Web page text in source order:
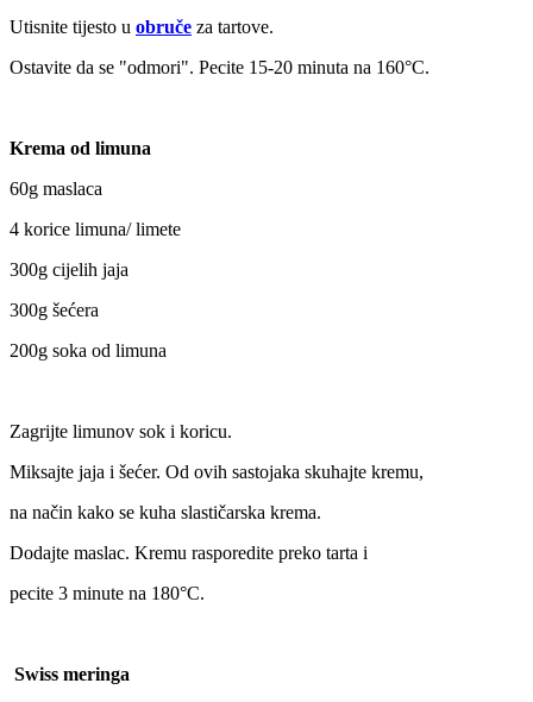
Utisnite tijesto u obruče za tartove.
Ostavite da se "odmori". Pecite 15-20 minuta na 160°C.
Krema od limuna
60g maslaca
4 korice limuna/ limete
300g cijelih jaja
300g šećera
200g soka od limuna
Zagrijte limunov sok i koricu.
Miksajte jaja i šećer. Od ovih sastojaka skuhajte kremu,
na način kako se kuha slastičarska krema.
Dodajte maslac. Kremu rasporedite preko tarta i
pecite 3 minute na 180°C.
Swiss meringa